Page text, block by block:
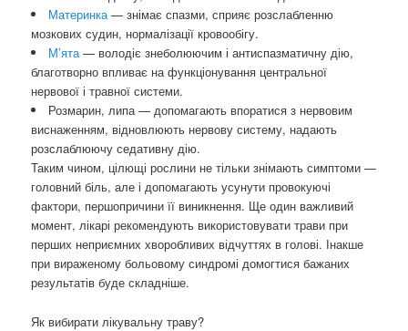
Материнка— знімає спазми, сприяє розслабленню
мозкових судин, нормалізації кровообігу.
М’ята— володіє знеболюючим і антиспазматичну дію,
благотворно впливає на функціонування центральної
нервової і травної системи.
Розмарин, липа — допомагають впоратися з нервовим
виснаженням, відновлюють нервову систему, надають
розслаблюючу седативну дію.
Таким чином, цілющі рослини не тільки знімають симптоми —
головний біль, але і допомагають усунути провокуючі
фактори, першопричини її виникнення. Ще один важливий
момент, лікарі рекомендують використовувати трави при
перших неприємних хворобливих відчуттях в голові. Інакше
при вираженому больовому синдромі домогтися бажаних
результатів буде складніше.
Як вибирати лікувальну траву?